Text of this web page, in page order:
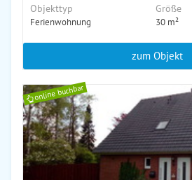
Objekttyp
Ferienwohnung
Größe
30 m²
zum Objekt
online buchbar